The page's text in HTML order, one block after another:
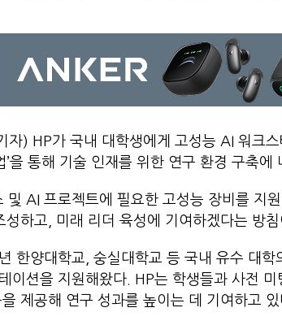
자) HP가 국내 대학생에게 고성능 AI 워크스
을 통해 기술 인재를 위한 연구 환경 구축에
및 AI 프로젝트에 필요한 고성능 장비를 지
하고, 미래 리더 육성에 기여하겠다는 방침
한양대학교, 숭실대학교 등 국내 유수 대학
이션을 지원해왔다. HP는 학생들과 사전
제공해 연구 성과를 높이는 데 기여하고 있